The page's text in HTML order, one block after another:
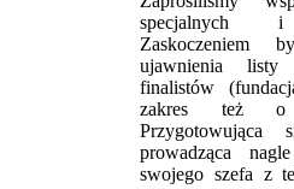
specjalnych i
Zaskoczeniem
ujawnienia
finalistów
zakres też o
prowadząca
swojego szefa z